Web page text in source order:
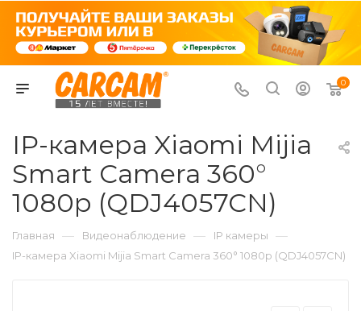
0
IP-камера Xiaomi Mijia
Smart Camera 360°
1080р (QDJ4057CN)
Главная — Видеонаблюдение — IP камеры —
IP-камера Xiaomi Mijia Smart Camera 360° 1080р (QDJ4057CN)